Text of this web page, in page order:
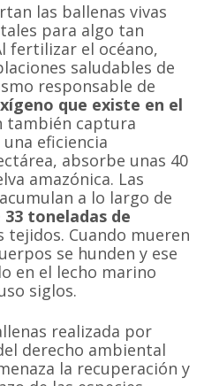
las ballenas vivas
para algo tan
fertilizar el océano,
saludables de
responsable de
que existe en el
también captura
eficiencia
absorbe unas 40
amazónica. Las
a lo largo de
33 toneladas de
tejidos. Cuando mueren
se hunden y ese
en el lecho marino
siglos.
realizada por
derecho ambiental
la recuperación y